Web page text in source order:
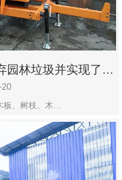
园林垃圾并实现了再
20
板、树枝、木…